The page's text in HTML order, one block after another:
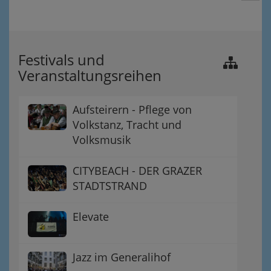
Festivals und
Veranstaltungsreihen
Aufsteirern - Pflege von
Volkstanz, Tracht und
Volksmusik
CITYBEACH - DER GRAZER
STADTSTRAND
Elevate
Jazz im Generalihof